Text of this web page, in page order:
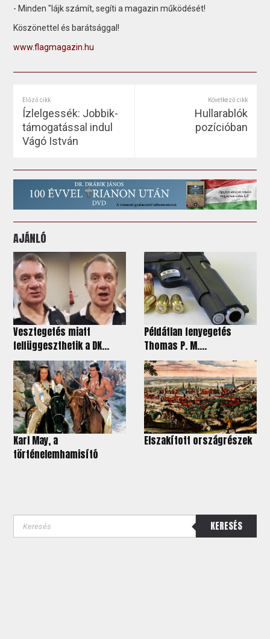
- Minden "lájk számít, segíti a magazin működését!
Köszönettel és barátsággal!
www.flagmagazin.hu
Előző cikk
Ízlelgessék: Jobbik-
támogatással indul
Vágó István
Következő cikk
Hullarablók
pozícióban
AJÁNLÓ
Vesztegetés miatt
felfüggeszthetik a DK...
Példátlan fenyegetés
Thomas P. M....
Karl May, a
történelemhamisító
Elszakított országrészek
KERESÉS